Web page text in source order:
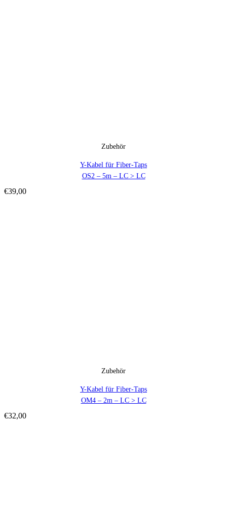
Zubehör
Y-Kabel für Fiber-Taps
OS2 – 5m – LC > LC
€39,00
Zubehör
Y-Kabel für Fiber-Taps
OM4 – 2m – LC > LC
€32,00